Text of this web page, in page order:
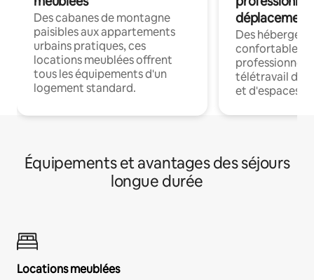
Des cabanes de montagne
paisibles aux appartements
urbains pratiques, ces
locations meublées offrent
tous les équipements d'un
logement standard.
déplacement
Des
confortables
professionnels
télétravail
et d'espaces
Équipements et avantages des séjours
longue durée
Locations meublées